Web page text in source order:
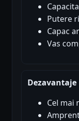
Putere
Capac
Vas
Dezavantaje
Cel mai